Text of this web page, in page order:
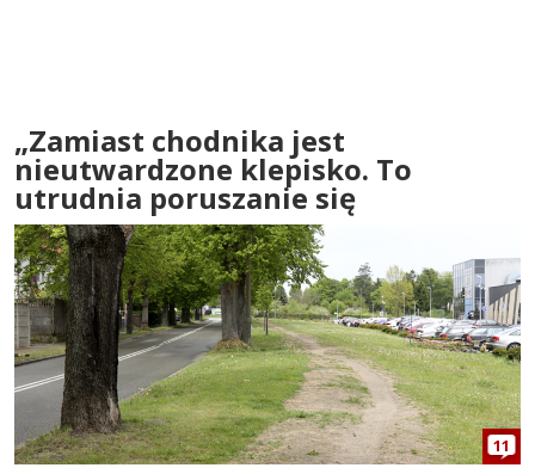
„Zamiast chodnika jest
nieutwardzone klepisko. To
utrudnia poruszanie się
11